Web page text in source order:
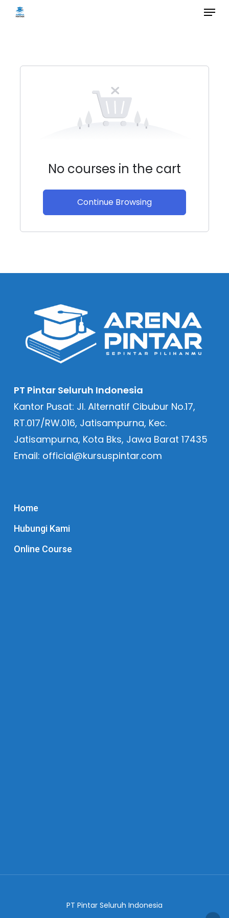
Skip
Menu
No courses in the cart
Continue Browsing
PT Pintar Seluruh Indonesia
Kantor Pusat: Jl. Alternatif Cibubur No.17,
RT.017/RW.016, Jatisampurna, Kec.
Jatisampurna, Kota Bks, Jawa Barat 17435
Email: official@kursuspintar.com
Home
Hubungi Kami
Online Course
PT Pintar Seluruh Indonesia